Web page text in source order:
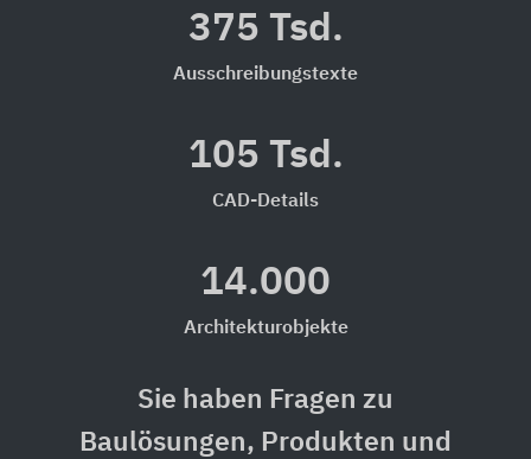
375 Tsd.
Ausschreibungstexte
105 Tsd.
CAD-Details
14.000
Architekturobjekte
Sie haben Fragen zu
Baulösungen, Produkten und